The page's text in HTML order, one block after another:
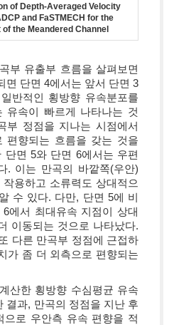
of Depth-Averaged Velocity
and FaSTMECH for the
the Meandered Channel
부 유출부 흐름을 살펴보면
면 단면 4에서는 앞서 단면 3
반적인 횡방향 유속분포를
유속이 빠르게 나타나는 것
부 정점을 지나는 시점에서
편향되는 흐름을 갖는 것을
단면 5와 단면 6에서는 우편
. 이는 만곡의 바깥쪽(우안)
용하고 소류력도 상대적으
수 있다. 다만, 단면 5에 비
에서 최대유속 지점이 상대
이동되는 것으로 나타났다.
다른 만곡부 정점에 근접하
가 좀 더 외측으로 편향되는
산한 횡방향 수심평균 유속
결과, 만곡의 정점을 지난 후
으로 우안측 유속 편향을 적